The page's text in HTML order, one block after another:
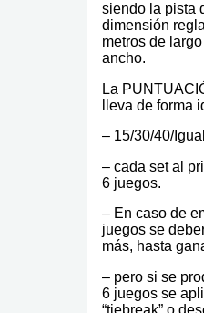
siendo la pista
dimensión
metros de
ancho.
La
lleva de forma
– 15/30/40/
– cada set al
6 juegos.
– En caso de
juegos se
más, hasta
– pero si se
6 juegos se
“tiebreak” o